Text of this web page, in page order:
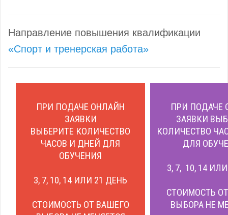
Направление повышения квалификации
«Спорт и тренерская работа»
ПРИ ПОДАЧЕ ОНЛАЙН
ЗАЯВКИ
ВЫБЕРИТЕ КОЛИЧЕСТВО
ЧАСОВ И ДНЕЙ ДЛЯ
ОБУЧЕНИЯ
3, 7, 10, 14 ИЛИ 21 ДЕНЬ
СТОИМОСТЬ ОТ ВАШЕГО
ПРИ ПОДАЧЕ
ЗАЯВКИ
КОЛИЧЕСТВО
ДЛЯ
3, 7, 10, 14
СТОИМОСТЬ
ВЫБОРА НЕ